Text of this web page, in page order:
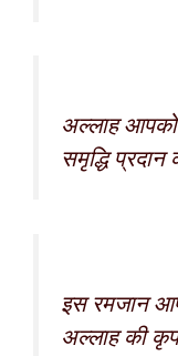
अल्लाह
समृद्धि
इस रमजान
अल्लाह की